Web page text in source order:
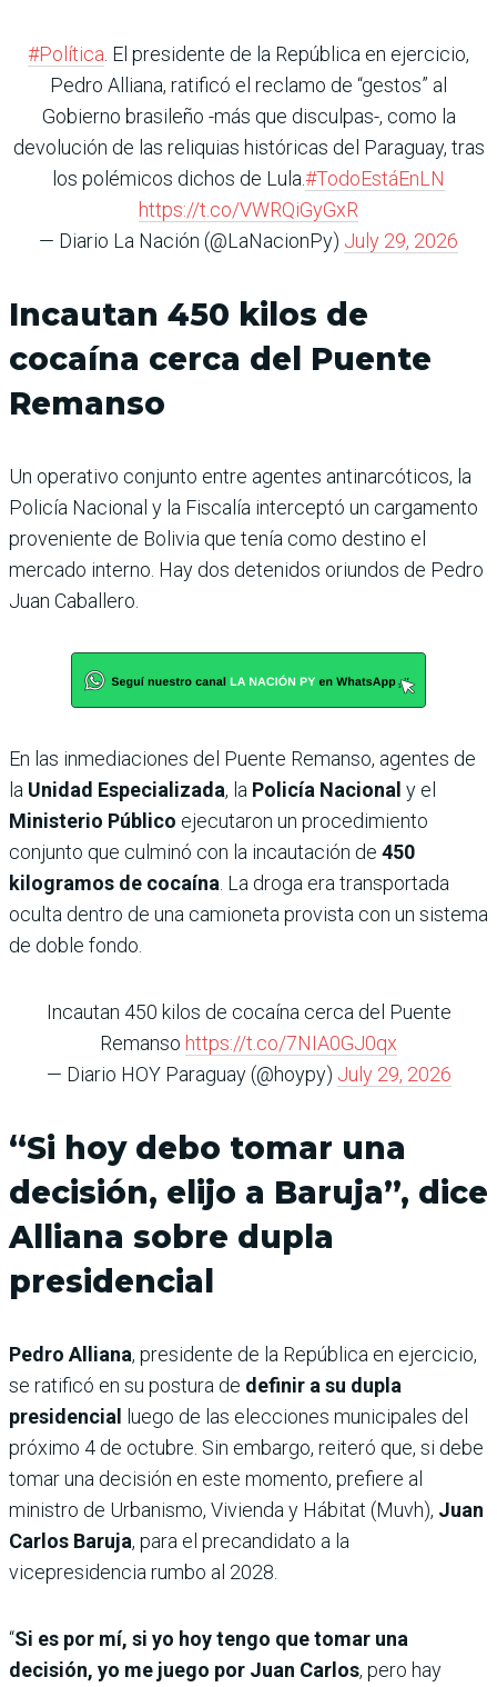
#Política . El presidente de la República en ejercicio,
Pedro Alliana, ratificó el reclamo de “gestos” al
Gobierno brasileño -más que disculpas-, como la
devolución de las reliquias históricas del Paraguay, tras
los polémicos dichos de Lula.#TodoEstáEnLN
https://t.co/VWRQiGyGxR
— Diario La Nación (@LaNacionPy) July 29, 2026
Incautan 450 kilos de
cocaína cerca del Puente
Remanso
Un operativo conjunto entre agentes antinarcóticos, la
Policía Nacional y la Fiscalía interceptó un cargamento
proveniente de Bolivia que tenía como destino el
mercado interno. Hay dos detenidos oriundos de Pedro
Juan Caballero.
En las inmediaciones del Puente Remanso, agentes de
la Unidad Especializada, la Policía Nacional y el
Ministerio Público ejecutaron un procedimiento
conjunto que culminó con la incautación de 450
kilogramos de cocaína . La droga era transportada
oculta dentro de una camioneta provista con un sistema
de doble fondo.
Incautan 450 kilos de cocaína cerca del Puente
Remanso https://t.co/7NIA0GJ0qx
— Diario HOY Paraguay (@hoypy) July 29, 2026
“Si hoy debo tomar una
decisión, elijo a Baruja”, dice
Alliana sobre dupla
presidencial
Pedro Alliana, presidente de la República en ejercicio,
se ratificó en su postura de definir a su dupla
presidencial luego de las elecciones municipales del
próximo 4 de octubre. Sin embargo, reiteró que, si debe
tomar una decisión en este momento, prefiere al
ministro de Urbanismo, Vivienda y Hábitat (Muvh), Juan
Carlos Baruja, para el precandidato a la
vicepresidencia rumbo al 2028.
“Si es por mí, si yo hoy tengo que tomar una
decisión, yo me juego por Juan Carlos, pero hay